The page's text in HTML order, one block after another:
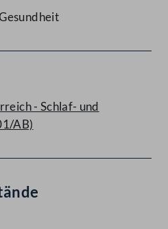
- Schlaf- und
AB)